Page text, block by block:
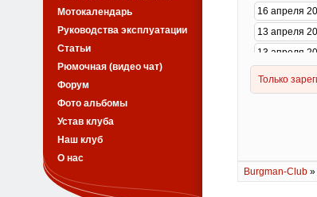
Burgman-Club»
Мотокалендарь
Руководства эксплуатации
Статьи
Рюмочная (видео чат)
Форум
Фото альбомы
Устав клуба
Наш клуб
О нас